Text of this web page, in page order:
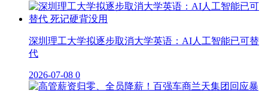
深圳理工大学拟逐步取消大学英语：AI人工智能已可替
代
2026-07-08 0